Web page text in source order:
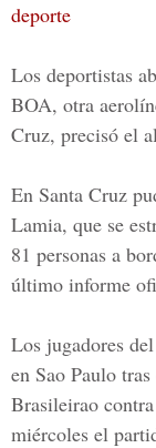
deporte
Los deportistas
BOA, otra
Cruz, precisó el
En Santa Cruz
Lamia, que se
81 personas a
último informe
Los jugadores del
en Sao Paulo
Brasileirao
miércoles el